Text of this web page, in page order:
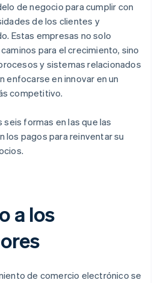
de negocio para cumplir con
de los clientes y
Estas empresas no solo
para el crecimiento, sino
y sistemas relacionados
enfocarse en innovar en un
competitivo.
seis formas en las que las
los pagos para reinventar su
a los
de comercio electrónico se